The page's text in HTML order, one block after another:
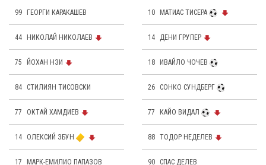
99 ГЕОРГИ КАРАКАШЕВ
44 НИКОЛАЙ НИКОЛАЕВ
75 ЙОХАН НЗИ
84 СТИЛИЯН ТИСОВСКИ
77 ОКТАЙ ХАМДИЕВ
14 ОЛЕКСИЙ ЗБУН
17 МАРК-ЕМИЛИО ПАПАЗОВ
10 МАТИАС ТИСЕРА
14 ДЕНИ ГРУПЕР
18 ИВАЙЛО ЧОЧЕВ
26 СОНКО СУНДБЕРГ
77 КАЙО ВИДАЛ
88 ТОДОР НЕДЕЛЕВ
90 СПАС ДЕЛЕВ